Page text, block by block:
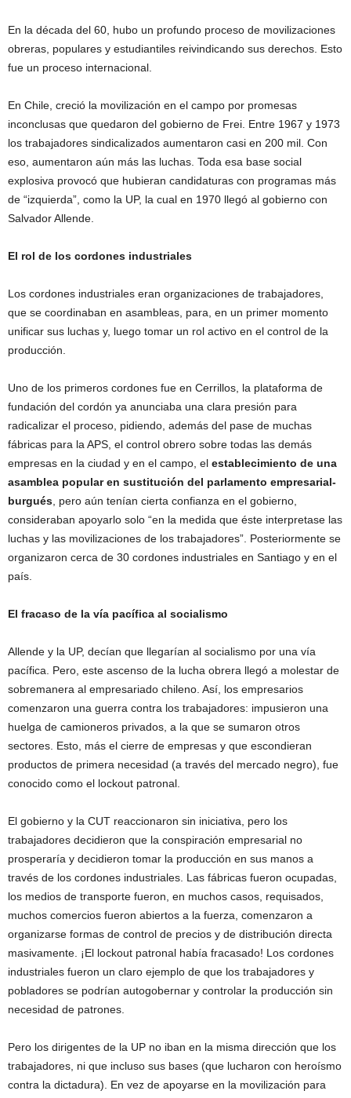
En la década del 60, hubo un profundo proceso de movilizaciones
obreras, populares y estudiantiles reivindicando sus derechos. Esto
fue un proceso internacional.
En Chile, creció la movilización en el campo por promesas
inconclusas que quedaron del gobierno de Frei. Entre 1967 y 1973
los trabajadores sindicalizados aumentaron casi en 200 mil. Con
eso, aumentaron aún más las luchas. Toda esa base social
explosiva provocó que hubieran candidaturas con programas más
de “izquierda”, como la UP, la cual en 1970 llegó al gobierno con
Salvador Allende.
El rol de los cordones industriales
Los cordones industriales eran organizaciones de trabajadores,
que se coordinaban en asambleas, para, en un primer momento
unificar sus luchas y, luego tomar un rol activo en el control de la
producción.
Uno de los primeros cordones fue en Cerrillos, la plataforma de
fundación del cordón ya anunciaba una clara presión para
radicalizar el proceso, pidiendo, además del pase de muchas
fábricas para la APS, el control obrero sobre todas las demás
empresas en la ciudad y en el campo, el establecimiento de una
asamblea popular en sustitución del parlamento empresarial-
burgués , pero aún tenían cierta confianza en el gobierno,
consideraban apoyarlo solo “en la medida que éste interpretase las
luchas y las movilizaciones de los trabajadores”. Posteriormente se
organizaron cerca de 30 cordones industriales en Santiago y en el
país.
El fracaso de la vía pacífica al socialismo
Allende y la UP, decían que llegarían al socialismo por una vía
pacífica. Pero, este ascenso de la lucha obrera llegó a molestar de
sobremanera al empresariado chileno. Así, los empresarios
comenzaron una guerra contra los trabajadores: impusieron una
huelga de camioneros privados, a la que se sumaron otros
sectores. Esto, más el cierre de empresas y que escondieran
productos de primera necesidad (a través del mercado negro), fue
conocido como el lockout patronal.
El gobierno y la CUT reaccionaron sin iniciativa, pero los
trabajadores decidieron que la conspiración empresarial no
prosperaría y decidieron tomar la producción en sus manos a
través de los cordones industriales. Las fábricas fueron ocupadas,
los medios de transporte fueron, en muchos casos, requisados,
muchos comercios fueron abiertos a la fuerza, comenzaron a
organizarse formas de control de precios y de distribución directa
masivamente. ¡El lockout patronal había fracasado! Los cordones
industriales fueron un claro ejemplo de que los trabajadores y
pobladores se podrían autogobernar y controlar la producción sin
necesidad de patrones.
Pero los dirigentes de la UP no iban en la misma dirección que los
trabajadores, ni que incluso sus bases (que lucharon con heroísmo
contra la dictadura). En vez de apoyarse en la movilización para